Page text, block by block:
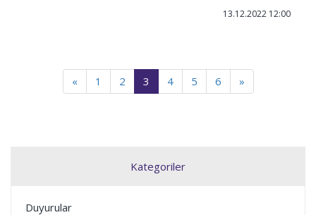
Kategoriler
Duyurular
anlaşmazlıkların çözüm yollarının temelini13.12.2022 12:00
« 1 2 3 4 5 6 »